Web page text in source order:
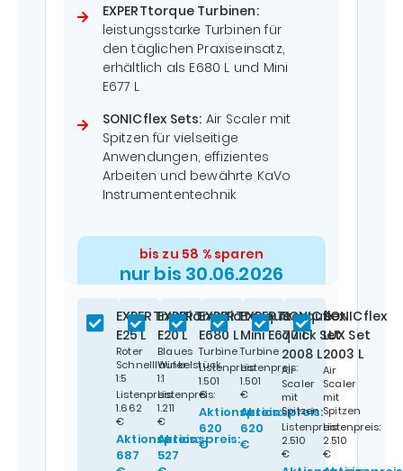
EXPERTtorque Turbinen:
leistungsstarke Turbinen für
den täglichen Praxiseinsatz,
erhältlich als E680 L und Mini
E677 L
SONICflex Sets: Air Scaler mit
Spitzen für vielseitige
Anwendungen, effizientes
Arbeiten und bewährte KaVo
Instrumententechnik
bis zu 58 % sparen
nur bis 30.06.2026
EXPERTmatic
E25 L
Roter
Schnellläufer
1:5
Listenpreis:
1.662
€
Aktionspreis:
687
EXPERTmatic
E20 L
Blaues
Winkelstück
1:1
Listenpreis:
1.211
€
Aktionspreis:
527
EXPERTtorque
E680 L
Turbine
Listenpreis:
1.501
€
Aktionspreis:
620
€
EXPERTtorque
Mini E677 L
Turbine
Listenpreis:
1.501
€
Aktionspreis:
620
€
SONICflex
quick Set
2008 L
Air
Scaler
mit
Spitzen
Listenpreis:
2.510
€
SONICflex
LUX Set
2003 L
Air
Scaler
mit
Spitzen
Listenpreis:
2.510
€